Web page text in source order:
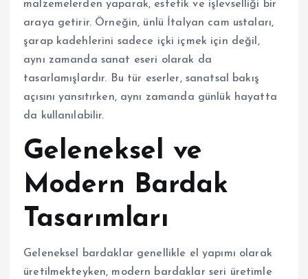
malzemelerden yaparak, estetik ve işlevselliği bir
araya getirir. Örneğin, ünlü İtalyan cam ustaları,
şarap kadehlerini sadece içki içmek için değil,
aynı zamanda sanat eseri olarak da
tasarlamışlardır. Bu tür eserler, sanatsal bakış
açısını yansıtırken, aynı zamanda günlük hayatta
da kullanılabilir.
Geleneksel ve
Modern Bardak
Tasarımları
Geleneksel bardaklar genellikle el yapımı olarak
üretilmekteyken, modern bardaklar seri üretimle